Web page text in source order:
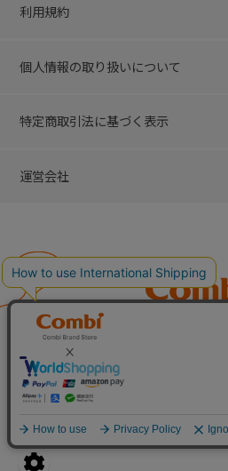
利用規約
個人情報の取り扱いについて
特定商取引法に基づく表示
運営会社
All Right Reserved. Copyright